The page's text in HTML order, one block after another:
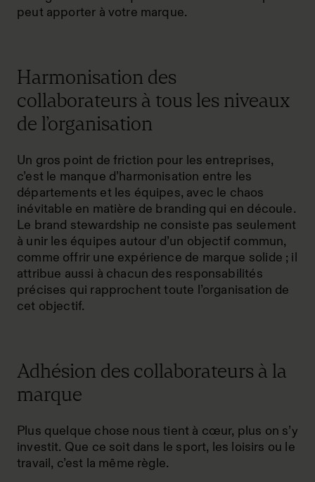
peut apporter à votre marque.
Harmonisation des
collaborateurs à tous les niveaux
de l’organisation
Un gros point de friction pour les entreprises,
c’est le manque d’harmonisation entre les
départements et les équipes, avec le chaos
inévitable en matière de branding qui en découle.
Le brand stewardship ne consiste pas seulement
à unir les équipes autour d’un objectif commun,
comme offrir une expérience de marque solide ; il
attribue aussi à chacun des responsabilités
précises qui rapprochent toute l’organisation de
cet objectif.
Adhésion des collaborateurs à la
marque
Plus quelque chose nous tient à cœur, plus on s’y
investit. Que ce soit dans le sport, les loisirs ou le
travail, c’est la même règle.